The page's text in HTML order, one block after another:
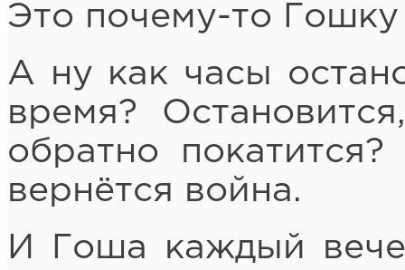
Это почему-то Гошку
А ну как часы
время?
обратно
вернётся война.
И Гоша каждый